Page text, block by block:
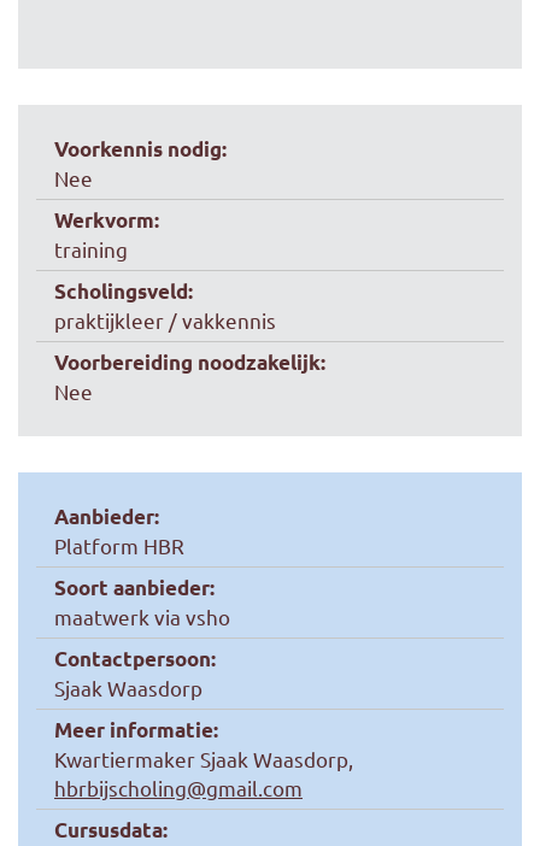
Voorkennis nodig:
Nee
Werkvorm:
training
Scholingsveld:
praktijkleer / vakkennis
Voorbereiding noodzakelijk:
Nee
Aanbieder:
Platform HBR
Soort aanbieder:
maatwerk via vsho
Contactpersoon:
Sjaak Waasdorp
Meer informatie:
Kwartiermaker Sjaak Waasdorp,
hbrbijscholing@gmail.com
Cursusdata: